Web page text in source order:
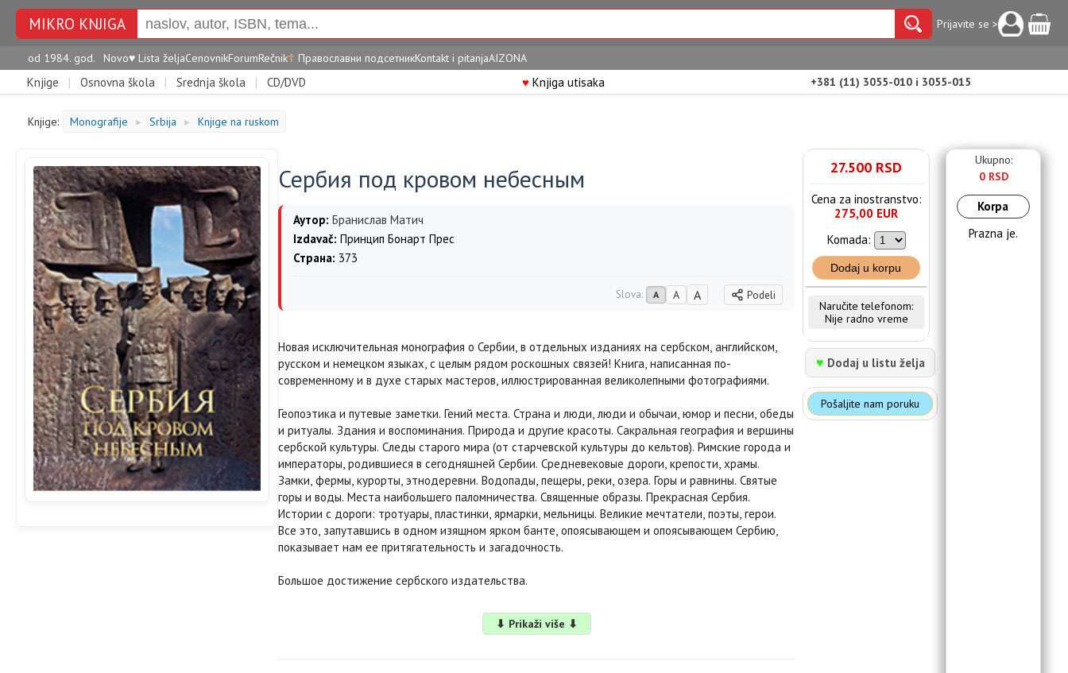
MIKRO KNJIGA Prijavite se >
od 1984. god. Novo♥ Lista željaCenovnikForumRečnik☦ Православни подсетникKontakt i pitanjaAIZONA
Knjige | Osnovna škola | Srednja škola | CD/DVD ♥Knjiga utisaka +381 (11) 3055-010 i 3055-015
Knjige: Monografije ► Srbija ► Knjige na ruskom
Сербия под кровом небесным
Аутор: Бранислав Матич
Izdavač: Принцип Бонарт Прес
Страна: 373
Slova: A A A Podeli
Новая исключительная монография о Сербии, в отдельных изданиях на сербском, английском,
русском и немецком языках, с целым рядом роскошных связей! Книга, написанная по-
современному и в духе старых мастеров, иллюстрированная великолепными фотографиями.
Геопоэтика и путевые заметки. Гений места. Страна и люди, люди и обычаи, юмор и песни, обеды
и ритуалы. Здания и воспоминания. Природа и другие красоты. Сакральная география и вершины
сербской культуры. Следы старого мира (от старчевской культуры до кельтов). Римские города и
императоры, родившиеся в сегодняшней Сербии. Средневековые дороги, крепости, храмы.
Замки, фермы, курорты, этнодеревни. Водопады, пещеры, реки, озера. Горы и равнины. Святые
горы и воды. Места наибольшего паломничества. Священные образы. Прекрасная Сербия.
Истории с дороги: тротуары, пластинки, ярмарки, мельницы. Великие мечтатели, поэты, герои.
Все это, запутавшись в одном изящном ярком банте, опоясывающем и опоясывающем Сербию,
показывает нам ее притягательность и загадочность.
Большое достижение сербского издательства.
⬇ Prikaži više ⬇
27.500 RSD
Cena za inostranstvo:
275,00 EUR
Komada:
Dodaj u korpu
Naručite telefonom:
Nije radno vreme
♥ Dodaj u listu želja
Pošaljite nam poruku
Ukupno:
0 RSD
Korpa
Prazna je.